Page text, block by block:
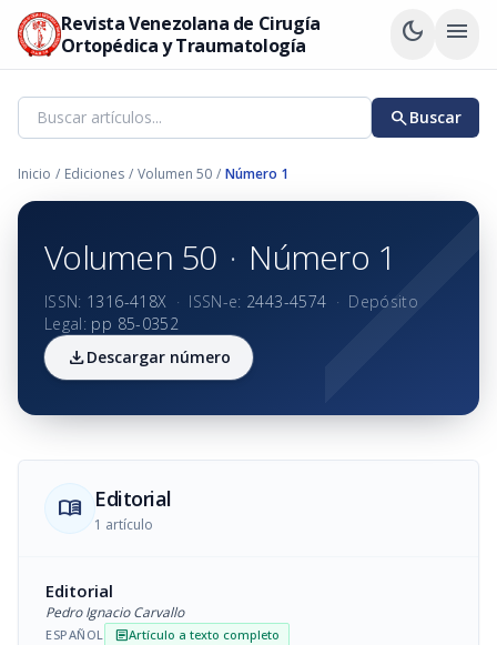
Revista Venezolana de Cirugía
Ortopédica y Traumatología
dark_mode menu
searchBuscar
Inicio / Ediciones / Volumen 50 / Número 1
Volumen 50 · Número 1
ISSN: 1316-418X · ISSN-e: 2443-4574 · Depósito
Legal: pp 85-0352
downloadDescargar número
menu_book Editorial
1 artículo
Editorial
Pedro Ignacio Carvallo
ESPAÑOL articleArtículo a texto completo